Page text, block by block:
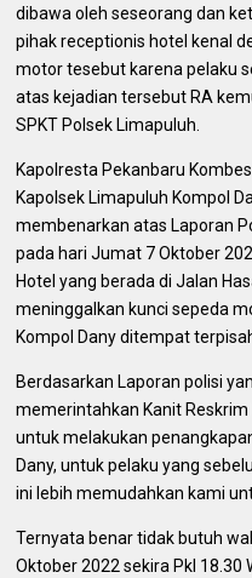
dibawa oleh seseorang dan
pihak receptionis hotel kenal
motor tesebut karena pelaku
atas kejadian tersebut RA
SPKT Polsek Limapuluh.
Kapolresta Pekanbaru
Kapolsek Limapuluh Kompol
membenarkan atas Laporan
pada hari Jumat 7 Oktober
Hotel yang berada di Jalan
meninggalkan kunci sepeda
Kompol Dany ditempat
Berdasarkan Laporan polisi
memerintahkan Kanit
untuk melakukan
Dany, untuk pelaku yang
ini lebih memudahkan kami
Ternyata benar tidak butuh
Oktober 2022 sekira Pkl